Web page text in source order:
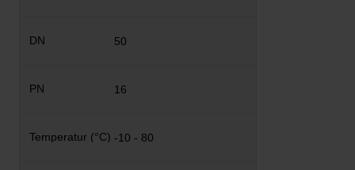
50
16
-10 - 80